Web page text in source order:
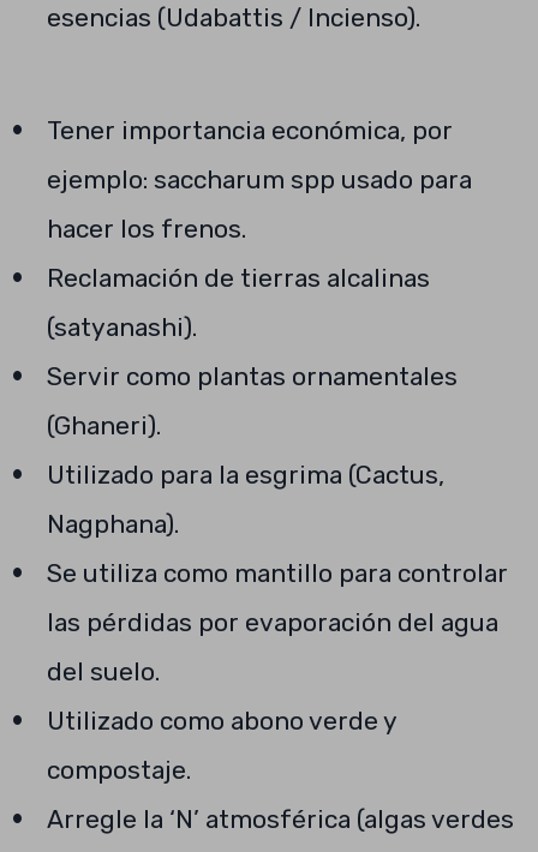
esencias (Udabattis / Incienso).
Tener importancia económica, por
ejemplo: saccharum spp usado para
hacer los frenos.
Reclamación de tierras alcalinas
(satyanashi).
Servir como plantas ornamentales
(Ghaneri).
Utilizado para la esgrima (Cactus,
Nagphana).
Se utiliza como mantillo para controlar
las pérdidas por evaporación del agua
del suelo.
Utilizado como abono verde y
compostaje.
Arregle la ‘N’ atmosférica (algas verdes